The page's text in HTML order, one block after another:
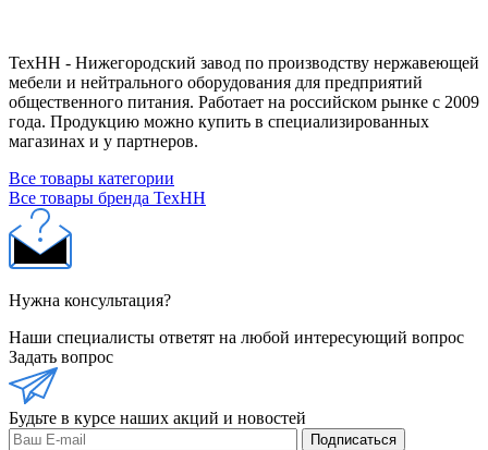
ТехНН - Нижегородский завод по производству нержавеющей
мебели и нейтрального оборудования для предприятий
общественного питания. Работает на российском рынке с 2009
года. Продукцию можно купить в специализированных
магазинах и у партнеров.
Все товары категории
Все товары бренда ТехНН
Нужна консультация?
Наши специалисты ответят на любой интересующий вопрос
Задать вопрос
Будьте в курсе наших акций и новостей
Подписаться